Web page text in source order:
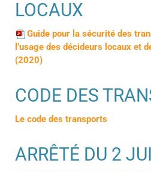
LOCAUX
Guide pour la sécurité des
l’usage des décideurs locaux et
(2020)
CODE DES
Le code des transports
ARRÊTÉ DU 2